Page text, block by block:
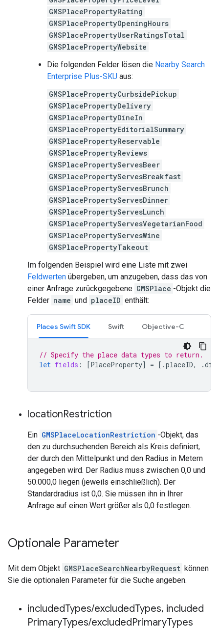
GMSPlacePropertyRating
GMSPlacePropertyOpeningHours
GMSPlacePropertyUserRatingsTotal
GMSPlacePropertyWebsite
Die folgenden Felder lösen die Nearby Search
Enterprise Plus-SKU aus:
GMSPlacePropertyCurbsidePickup
GMSPlacePropertyDelivery
GMSPlacePropertyDineIn
GMSPlacePropertyEditorialSummary
GMSPlacePropertyReservable
GMSPlacePropertyReviews
GMSPlacePropertyServesBeer
GMSPlacePropertyServesBreakfast
GMSPlacePropertyServesBrunch
GMSPlacePropertyServesDinner
GMSPlacePropertyServesLunch
GMSPlacePropertyServesVegetarianFood
GMSPlacePropertyServesWine
GMSPlacePropertyTakeout
Im folgenden Beispiel wird eine Liste mit zwei
Feldwerten übergeben, um anzugeben, dass das von
einer Anfrage zurückgegebene GMSPlace -Objekt die
Felder name und placeID enthält:
Places Swift SDK Swift Objective-C
// Specify the place data types to return.
let fields : [PlaceProperty] = [.placeID, .
locationRestriction
Ein GMSPlaceLocationRestriction -Objekt, das
den zu durchsuchenden Bereich als Kreis definiert,
der durch den Mittelpunkt und den Radius in Metern
angegeben wird. Der Radius muss zwischen 0,0 und
50.000,0 liegen (jeweils einschließlich). Der
Standardradius ist 0,0. Sie müssen ihn in Ihrer
Anfrage auf einen Wert größer als 0,0 festlegen.
Optionale Parameter
Mit dem Objekt GMSPlaceSearchNearbyRequest können
Sie die optionalen Parameter für die Suche angeben.
includedTypes/excludedTypes, included
PrimaryTypes/excludedPrimaryTypes